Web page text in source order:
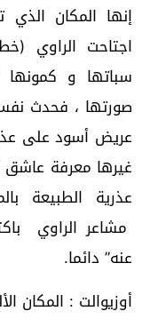
إنها المكان الذي
اجتاحت الراوي
سباتها و كمونها
صورتها ، فحدث
عريض أسود على
غيرها معرفة عاشق
عذرية الطبيعة
مشاعر الراوي
عنه” دائما.
أوزيوالت : المكان